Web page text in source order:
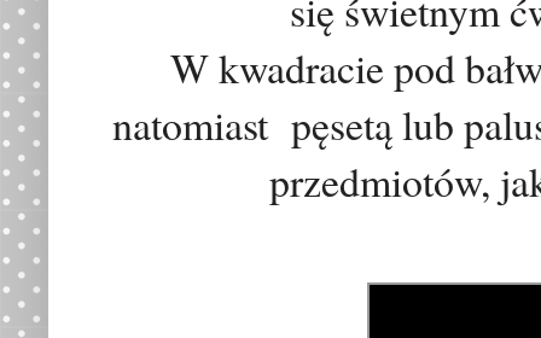
W kwadracie pod
natomiast pęsetą lub
przedmiotów,